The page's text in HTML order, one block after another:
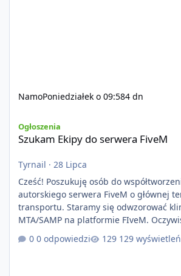
NamoPoniedziałek o 09:584 dn
Ogłoszenia
Szukam Ekipy do serwera FiveM
Tyrnail · 28 Lipca
Cześć! Poszukuję osób do współtworzenia TRUCK RPG -
autorskiego serwera FiveM o głównej
transportu. Staramy się odwzorować
MTA/SAMP na platformie FIveM.
kontentu dla graczy którzy chcą robić
jeździć ciężarówką. Projekt tworzony jest od podstaw z
0 odpowiedzi 129 wyświetleń